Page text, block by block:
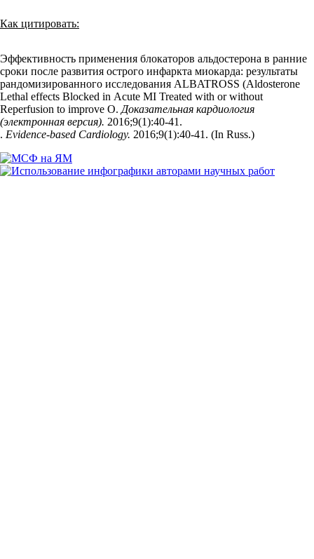
Как цитировать:
Эффективность применения блокаторов альдостерона в ранние
сроки после развития острого инфаркта миокарда: результаты
рандомизированного исследования АLBATROSS (Aldosterone
Lethal effects Blocked in Acute MI Treated with or without
Reperfusion to improve O. Доказательная кардиология
(электронная версия). 2016;9(1):40‑41.
. Evidence-based Cardiology. 2016;9(1):40‑41. (In Russ.)